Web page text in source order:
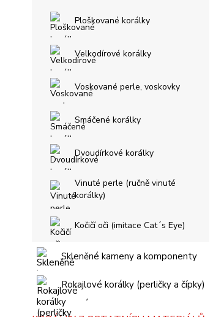
Ploškované korálky
Velkodírové korálky
Voskované perle, voskovky
Smáčené korálky
Dvoudírkové korálky
Vinuté perle (ručně vinuté
korálky)
Kočičí oči (imitace Cat´s Eye)
Skleněné kameny a komponenty
Rokajlové korálky (perličky a čípky)